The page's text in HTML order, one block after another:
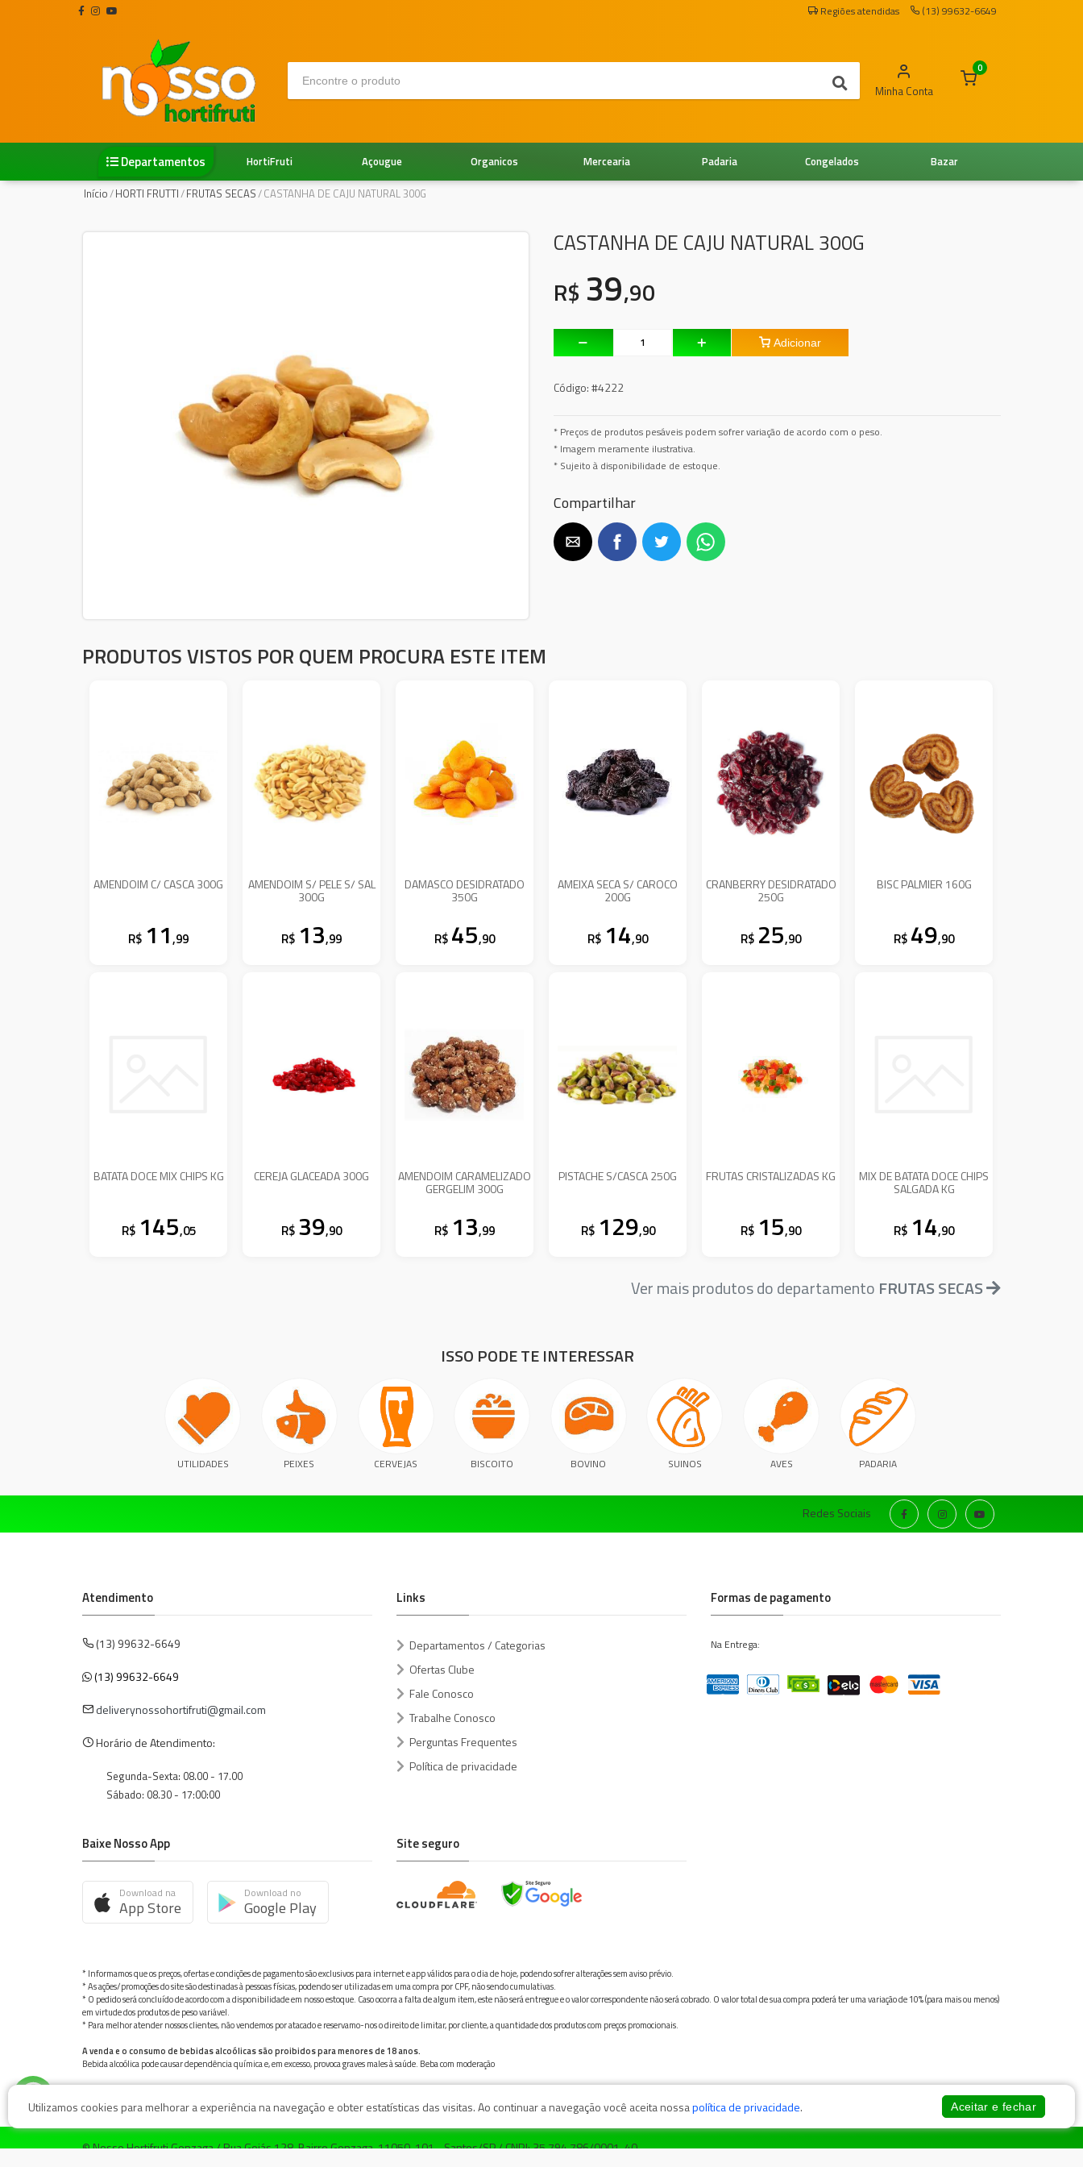
Regiões atendidas (13) 99632-6649
Minha Conta
0
Departamentos Bazar
Congelados
Padaria
Mercearia
Organicos
Açougue
HortiFruti
Início/HORTI FRUTTI/FRUTAS SECAS/CASTANHA DE CAJU NATURAL 300G
CASTANHA DE CAJU NATURAL 300G
R$ 39,90
Adicionar
Código:#4222
* Preços de produtos pesáveis podem sofrer variação de acordo com o peso.
* Imagem meramente ilustrativa.
* Sujeito à disponibilidade de estoque.
Compartilhar
PRODUTOS VISTOS POR QUEM PROCURA ESTE ITEM
AMENDOIM C/ CASCA 300G
R$ 11,99
AMENDOIM S/ PELE S/ SAL
300G
R$ 13,99
DAMASCO DESIDRATADO
350G
R$ 45,90
AMEIXA SECA S/ CAROCO
200G
R$ 14,90
CRANBERRY DESIDRATADO
250G
R$ 25,90
BISC PALMIER 160G
R$ 49,90
BATATA DOCE MIX CHIPS KG
R$ 145,05
CEREJA GLACEADA 300G
R$ 39,90
AMENDOIM CARAMELIZADO
GERGELIM 300G
R$ 13,99
PISTACHE S/CASCA 250G
R$ 129,90
FRUTAS CRISTALIZADAS KG
R$ 15,90
MIX DE BATATA DOCE CHIPS
SALGADA KG
R$ 14,90
Ver mais produtos do departamento FRUTAS SECAS
ISSO PODE TE INTERESSAR
UTILIDADES PEIXES CERVEJAS BISCOITO BOVINO SUINOS AVES PADARIA
Redes Sociais
Atendimento
(13) 99632-6649
(13) 99632-6649
deliverynossohortifruti@gmail.com
Horário de Atendimento:
Segunda-Sexta: 08.00 - 17.00
Sábado: 08.30 - 17:00:00
Links
Departamentos / Categorias
Ofertas Clube
Fale Conosco
Trabalhe Conosco
Perguntas Frequentes
Política de privacidade
Formas de pagamento
Na Entrega:
Baixe Nosso App
Download na
App Store
Download no
Google Play
Site seguro
* Informamos que os preços, ofertas e condições de pagamento são exclusivos para internet e app válidos para o dia de hoje, podendo sofrer alterações sem aviso prévio.
* As ações/promoções do site são destinadas à pessoas físicas, podendo ser utilizadas em uma compra por CPF, não sendo cumulativas.
* O pedido será concluído de acordo com a disponibilidade em nosso estoque. Caso ocorra a falta de algum item, este não será entregue e o valor correspondente não será cobrado. O valor total de sua compra poderá ter uma variação de 10% (para mais ou menos)
em virtude dos produtos de peso variável.
* Para melhor atender nossos clientes, não vendemos por atacado e reservamo-nos o direito de limitar, por cliente, a quantidade dos produtos com preços promocionais.
A venda e o consumo de bebidas alcoólicas são proibidos para menores de 18 anos.
Bebida alcoólica pode causar dependência química e, em excesso, provoca graves males à saúde. Beba com moderação
© Nosso Hortifruti Gonzaga / Rua Goiás 128, Bairro Gonzaga, 11050-101 - Santos/SP / CNPJ: 35.794.786/0001-40
Utilizamos cookies para melhorar a experiência na navegação e obter estatísticas das visitas. Ao continuar a navegação você aceita nossapolítica de privacidade. Aceitar e fechar